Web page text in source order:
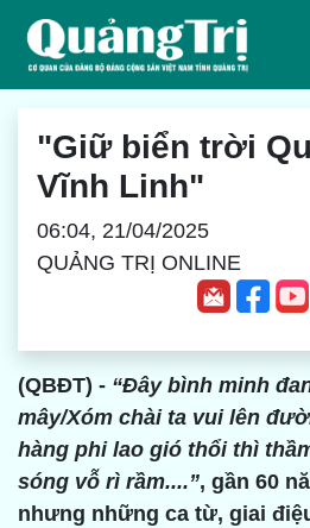
"Giữ biển trời
Vĩnh Linh"
06:04, 21/04/2025
QUẢNG TRỊ ONLINE
(QBĐT) - “Đây bình minh
mây/Xóm chài ta vui lên
hàng phi lao gió thổi thì
sóng vỗ rì rầm....”, gần 60
nhưng những ca từ, giai